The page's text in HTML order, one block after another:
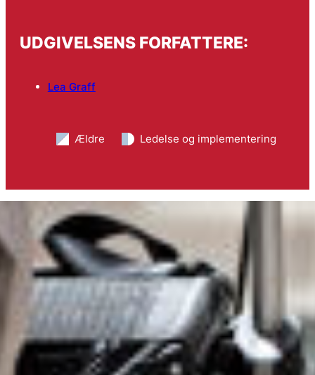
UDGIVELSENS FORFATTERE:
Lea Graff
Ældre Ledelse og implementering